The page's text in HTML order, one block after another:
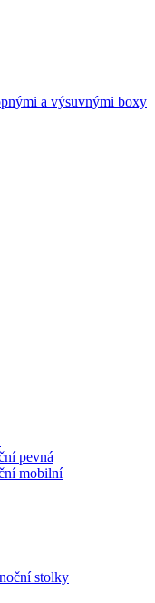
a výsuvnými boxy
pevná
mobilní
stolky